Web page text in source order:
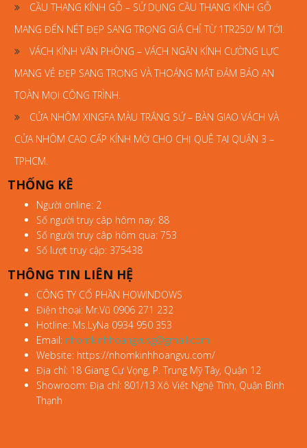
CẦU THANG KÍNH GỖ – SỬ DỤNG CẦU THANG KÍNH GỖ
MANG ĐẾN NÉT ĐẸP SANG TRỌNG GIÁ CHỈ TỪ 1TR250/ M TỚI.
VÁCH KÍNH VĂN PHÒNG – VÁCH NGĂN KÍNH CƯỜNG LỰC
MANG VẺ ĐẸP SANG TRỌNG VÀ THOÁNG MÁT ĐẢM BẢO AN
TOÀN MỌI CÔNG TRÌNH.
CỬA NHÔM XINGFA MÀU TRẮNG SỨ – BÀN GIAO VÁCH VÀ
CỬA NHÔM CAO CẤP KÍNH MỜ CHO CHỊ QUÊ TẠI QUẬN 3 –
TPHCM.
THỐNG KÊ
Người online: 2
Số người truy câp hôm nay: 88
Số người truy câp hôm qua: 753
Số lượt truy cập: 375438
THÔNG TIN LIÊN HỆ
CÔNG TY CỔ PHẦN HOWINDOWS
Điện thoại: Mr.Vũ 0906 271 232
Hotline: Ms.LyNa 0934 950 353
Email: nhomkinhhoangvusg@gmail.com
Website: https://nhomkinhhoangvu.com/
Địa chỉ: 18 Giang Cự Vọng, P. Trung Mỹ Tây, Quận 12
Showroom: Địa chỉ: 801/13 Xô Viết Nghệ Tĩnh, Quận Bình
Thạnh